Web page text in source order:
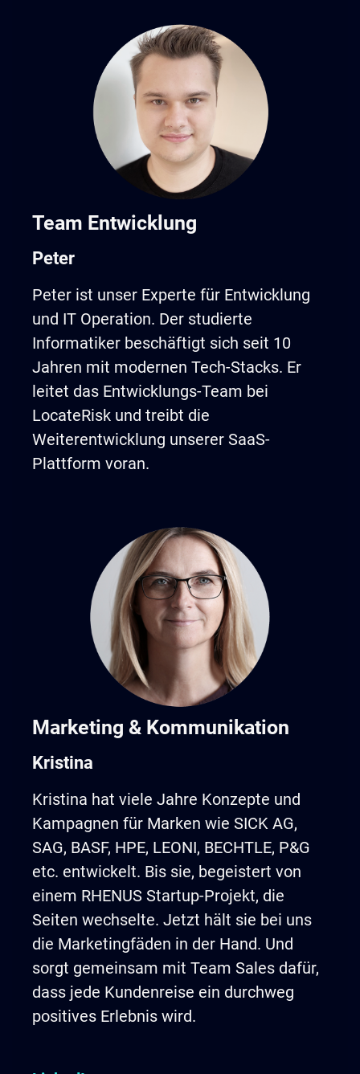
Team Entwicklung
Peter
Peter ist unser Experte für Entwicklung
und IT Operation. Der studierte
Informatiker beschäftigt sich seit 10
Jahren mit modernen Tech-Stacks. Er
leitet das Entwicklungs-Team bei
LocateRisk und treibt die
Weiterentwicklung unserer SaaS-
Plattform voran.
Marketing & Kommunikation
Kristina
Kristina hat viele Jahre Konzepte und
Kampagnen für Marken wie SICK AG,
SAG, BASF, HPE, LEONI, BECHTLE, P&G
etc. entwickelt. Bis sie, begeistert von
einem RHENUS Startup-Projekt, die
Seiten wechselte. Jetzt hält sie bei uns
die Marketingfäden in der Hand. Und
sorgt gemeinsam mit Team Sales dafür,
dass jede Kundenreise ein durchweg
positives Erlebnis wird.